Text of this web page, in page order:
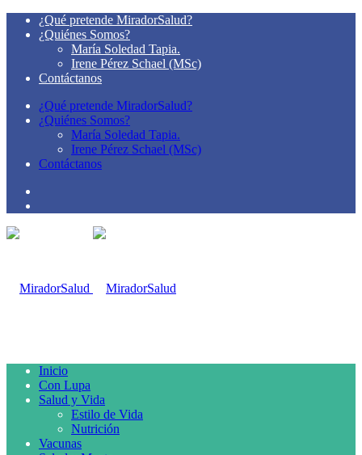
¿Qué pretende MiradorSalud?
¿Quiénes Somos?
María Soledad Tapia.
Irene Pérez Schael (MSc)
Contáctanos
¿Qué pretende MiradorSalud?
¿Quiénes Somos?
María Soledad Tapia.
Irene Pérez Schael (MSc)
Contáctanos
Inicio
Con Lupa
Salud y Vida
Estilo de Vida
Nutrición
Vacunas